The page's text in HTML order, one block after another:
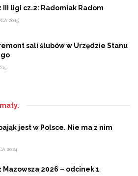
III ligi cz.2: Radomiak Radom
2015
sali ślubów w Urzędzie Stanu
jest w Polsce. Nie ma z nim
2024
Mazowsza 2026 – odcinek 1